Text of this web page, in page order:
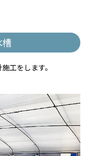
工をします。